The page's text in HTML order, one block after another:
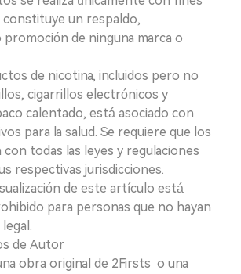
un respaldo,
de ninguna marca o
de nicotina, incluidos pero no
cigarrillos electrónicos y
calentado, está asociado con
para la salud. Se requiere que los
todas las leyes y regulaciones
respectivas jurisdicciones.
de este artículo está
para personas que no hayan
de Autor
obra original de 2Firsts o una